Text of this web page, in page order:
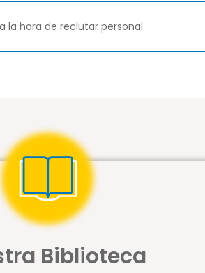
la hora de reclutar personal.
Biblioteca